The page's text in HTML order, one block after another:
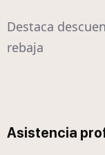
Destaca
rebaja
Asistencia